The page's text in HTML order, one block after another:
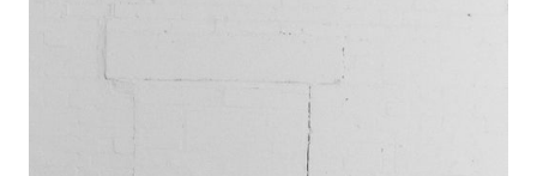
Liés par Internet et par des passions communes, cette amitié rassemble
des personnes d’horizons divers autour d’un véritable objectif. Leur lien
en est venu à symboliser quelque chose de plus grand pour la jeune
génération italienne : un sentiment d’appartenance, des points communs